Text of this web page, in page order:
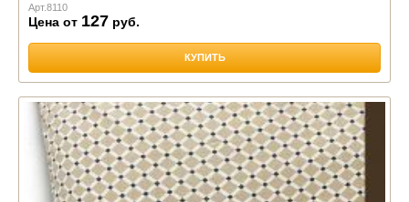
Арт.8110
Цена от 127 руб.
КУПИТЬ